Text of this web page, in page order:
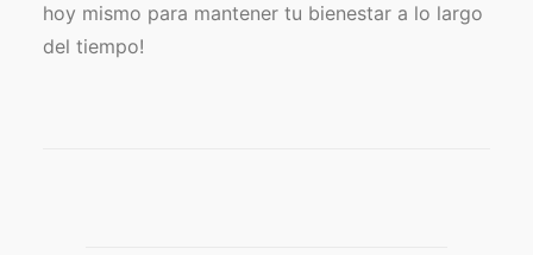
hoy mismo para mantener tu bienestar a lo largo
del tiempo!